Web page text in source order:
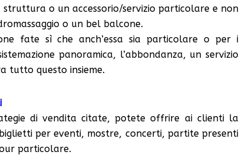
o un accessorio/servizio particolare e non
o un bel balcone.
fate sì che anch’essa sia particolare o per i
panoramica, l’abbondanza, un servizio
tutto questo insieme.
di vendita citate, potete offrire ai clienti la
per eventi, mostre, concerti, partite presenti
particolare.